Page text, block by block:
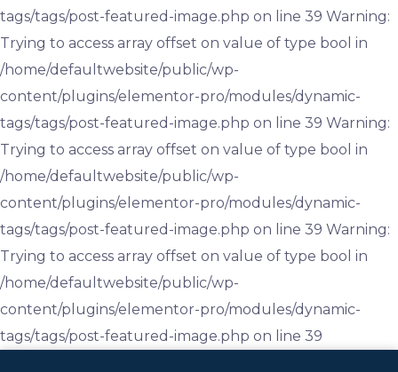
tags/tags/post-featured-image.php on line 39 Warning:
Trying to access array offset on value of type bool in
/home/defaultwebsite/public/wp-
content/plugins/elementor-pro/modules/dynamic-
tags/tags/post-featured-image.php on line 39 Warning:
Trying to access array offset on value of type bool in
/home/defaultwebsite/public/wp-
content/plugins/elementor-pro/modules/dynamic-
tags/tags/post-featured-image.php on line 39 Warning:
Trying to access array offset on value of type bool in
/home/defaultwebsite/public/wp-
content/plugins/elementor-pro/modules/dynamic-
tags/tags/post-featured-image.php on line 39